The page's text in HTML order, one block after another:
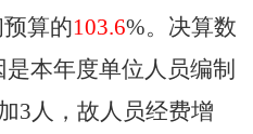
算的103.6%。决算数
是本年度单位人员编制
3人，故人员经费增